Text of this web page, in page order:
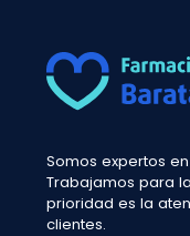
Somos expertos
Trabajamos para
prioridad es la
clientes.